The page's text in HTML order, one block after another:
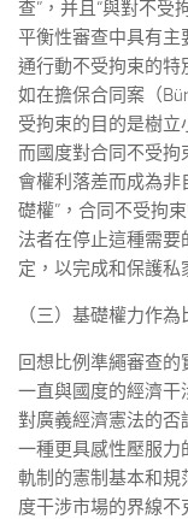
查”，并且“與對不受
平衡性審查中具有主
通行動不受拘束的特
如在擔保合同案（
受拘束的目的是樹立
而國度對合同不受拘
會權利落差而成為非
礎權”，合同不受拘
法者在停止這種需要
定，以完成和保護私
（三）基礎權力作
回想比例準繩審查
一直與國度的經濟干
對廣義經濟憲法的否
一種更具感性壓服力
軌制的憲制基本和規
度干涉市場的界線